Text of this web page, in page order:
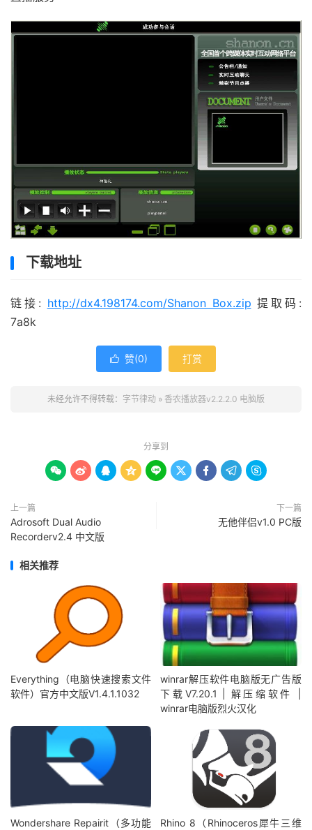
下载地址
链接: http://dx4.198174.com/Shanon Box.zip 提取码:
7a8k
 赞(0) 打赏
未经允许不得转载： 字节律动 » 香农播放器v2.2.2.0 电脑版
分享到
        
上一篇
Adrosoft Dual Audio
Recorderv2.4 中文版
下一篇
无他伴侣v1.0 PC版
相关推荐
Everything（电脑快速搜索文件
软件）官方中文版V1.4.1.1032
winrar解压软件电脑版无广告版
下载V7.20.1 | 解压缩软件 |
winrar电脑版烈火汉化
Wondershare Repairit（多功能
Rhino 8（Rhinoceros犀牛三维